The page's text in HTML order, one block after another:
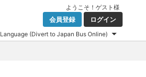
ようこそ！ ゲスト 様
会員登録 ログイン
Language (Divert to Japan Bus Online)